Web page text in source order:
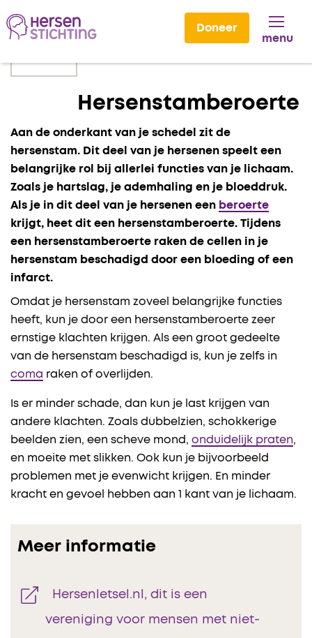
Doneer
menu
Hersenstamberoerte
Aan de onderkant van je schedel zit de
hersenstam. Dit deel van je hersenen speelt een
belangrijke rol bij allerlei functies van je lichaam.
Zoals je hartslag, je ademhaling en je bloeddruk.
Als je in dit deel van je hersenen een beroerte
krijgt, heet dit een hersenstamberoerte. Tijdens
een hersenstamberoerte raken de cellen in je
hersenstam beschadigd door een bloeding of een
infarct.
Omdat je hersenstam zoveel belangrijke functies
heeft, kun je door een hersenstamberoerte zeer
ernstige klachten krijgen. Als een groot gedeelte
van de hersenstam beschadigd is, kun je zelfs in
coma raken of overlijden.
Is er minder schade, dan kun je last krijgen van
andere klachten. Zoals dubbelzien, schokkerige
beelden zien, een scheve mond, onduidelijk praten,
en moeite met slikken. Ook kun je bijvoorbeeld
problemen met je evenwicht krijgen. En minder
kracht en gevoel hebben aan 1 kant van je lichaam.
Meer informatie
Hersenletsel.nl, dit is een
vereniging voor mensen met niet-